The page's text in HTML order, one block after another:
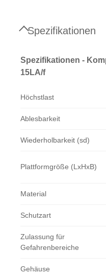
Spezifikationen
Spezifikationen -
15LA/f
Höchstlast
Ablesbarkeit
Wiederholbarkeit (sd)
Plattformgröße (LxHxB)
Material
Schutzart
Zulassung für
Gefahrenbereiche
Gehäuse